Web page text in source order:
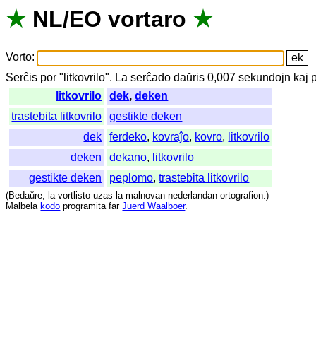
★ NL/EO vortaro ★
Vorto:
Serĉis por " litkovrilo". La serĉado daŭris 0,007sekundojn kaj
litkovrilo
dek,deken
trastebita litkovrilo
gestikte deken
dek
ferdeko, kovraĵo, kovro, litkovrilo
deken
dekano, litkovrilo
gestikte deken
peplomo,trastebita litkovrilo
(Bedaŭre, la vortlisto uzas la malnovan nederlandan ortografion.)
Malbela kodo programita far Juerd Waalboer.